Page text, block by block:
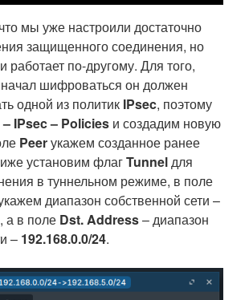
мы уже настроили достаточно
защищенного соединения, но
и работает по-другому. Для того,
шифроваться он должен
одной из политик IPsec, поэтому
– IPsec – Policies и создадим новую
Peerукажем созданное ранее
установим флагTunnelдля
в туннельном режиме, в поле
диапазон собственной сети –
, а в поле Dst. Address– диапазон
– 192.168.0.0/24.